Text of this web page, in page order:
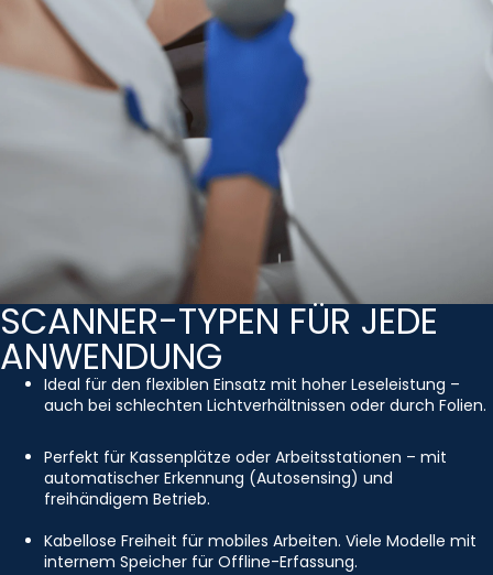
SCANNER-TYPEN FÜR JEDE
ANWENDUNG
Ideal für den flexiblen Einsatz mit hoher Leseleistung –
auch bei schlechten Lichtverhältnissen oder durch Folien.
Perfekt für Kassenplätze oder Arbeitsstationen – mit
automatischer Erkennung (Autosensing) und
freihändigem Betrieb.
Kabellose Freiheit für mobiles Arbeiten. Viele Modelle mit
internem Speicher für Offline-Erfassung.